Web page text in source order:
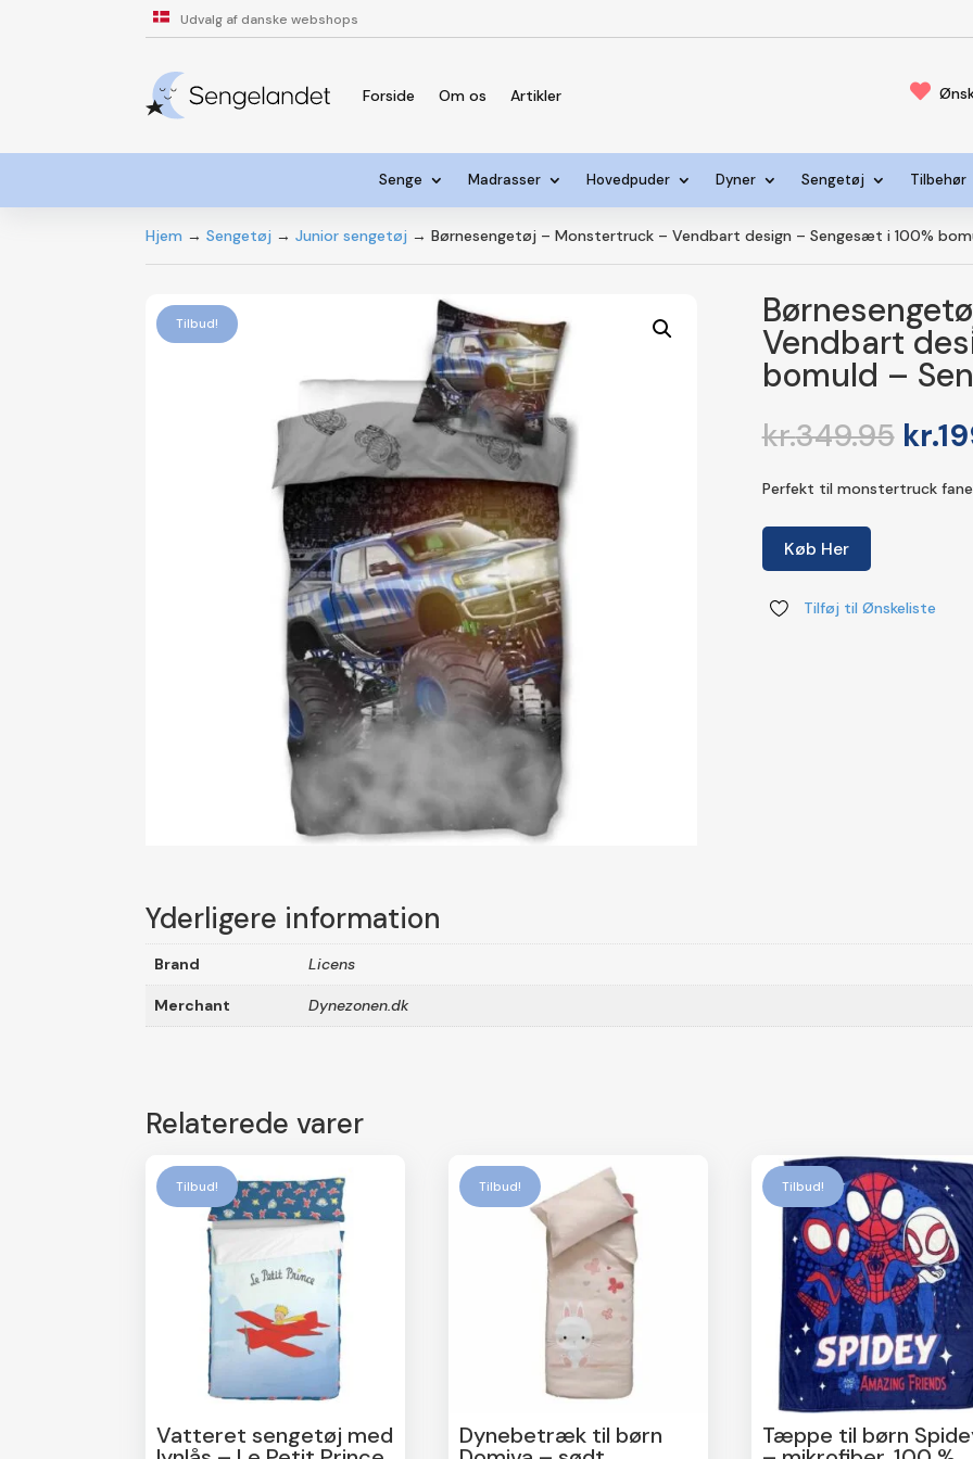
Udvalg af danske webshops
Forside Om os Artikler 
Senge Madrasser Hovedpuder Dyner Sengetøj Tilbehør
Hjem →Sengetøj →Junior sengetøj → Børnesengetøj – Monstertruck – Vendbart design – Sengesæt i 100%
Tilbud! Vendbart
bomuld –
kr.349.95 Den
pris
kr.
Perfekt til monstertruck
Køb Her
Tilføj til Ønskeliste
Yderligere information
Brand Licens
Merchant Dynezonen.dk
Relaterede varer
Tilbud!
Vatteret sengetøj med
Tilbud!
Dynebetræk til børn
Tilbud!
Tæppe til børn